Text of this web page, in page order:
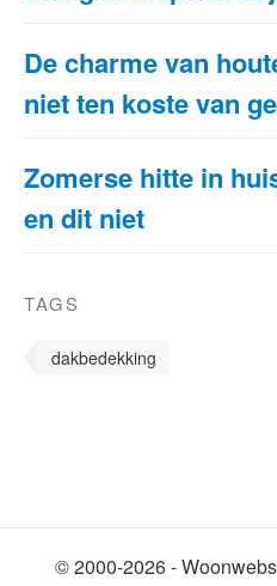
De charme van
niet ten koste van
Zomerse hitte in
en dit niet
TAGS
dakbedekking
© 2000-2026 -